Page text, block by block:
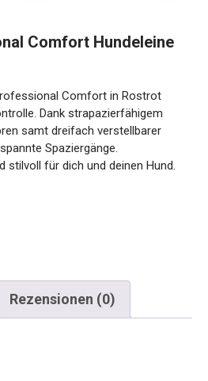
Comfort Hundeleine
Comfort in Rostrot
Dank strapazierfähigem
samt dreifach verstellbarer
Spaziergänge.
für dich und deinen Hund.
Rezensionen (0)